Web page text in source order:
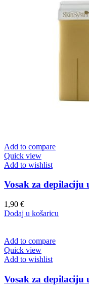
Add to compare
Quick view
Add to wishlist
Vosak za
1,90 €
Dodaj u košaricu
Add to compare
Quick view
Add to wishlist
Vosak za